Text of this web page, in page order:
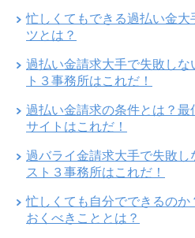
忙しくてもできる過払い金大
ツとは？
過払い金請求大手で失敗しな
ト３事務所はこれだ！
過払い金請求の条件とは？
サイトはこれだ！
過バライ金請求大手で失敗
スト３事務所はこれだ！
忙しくても自分でできるのか
おくべきこととは？